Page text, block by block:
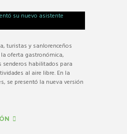
turistas y sanlorenceños
oferta gastronómica,
senderos habilitados para
al aire libre. En la
se presentó la nueva versión